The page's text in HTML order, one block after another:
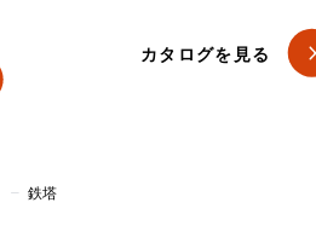
カタログを見る
— 鉄塔